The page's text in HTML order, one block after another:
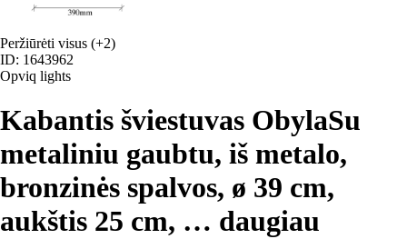
Peržiūrėti visus (+2)
ID: 1643962
Opviq lights
Kabantis šviestuvas ObylaSu
metaliniu gaubtu, iš metalo,
bronzinės spalvos, ø 39 cm,
aukštis 25 cm, … daugiau